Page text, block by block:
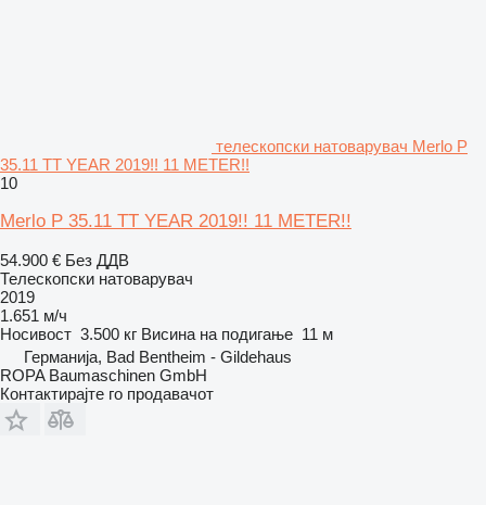
телескопски натоварувач Merlo P
35.11 TT YEAR 2019!! 11 METER!!
10
Merlo P 35.11 TT YEAR 2019!! 11 METER!!
54.900 € Без ДДВ
Телескопски натоварувач
2019
1.651 м/ч
Носивост 3.500 кг Висина на подигање 11 м
Германија, Bad Bentheim - Gildehaus
ROPA Baumaschinen GmbH
Контактирајте го продавачот